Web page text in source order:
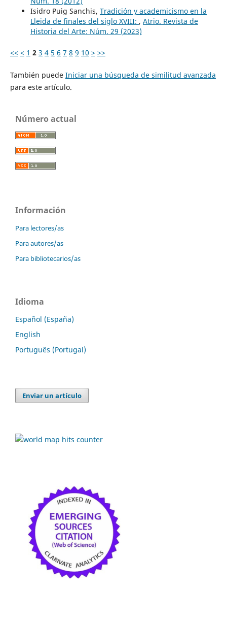
Isidro Puig Sanchis, Tradición y academicismo en la
Lleida de finales del siglo XVIII: , Atrio. Revista de
Historia del Arte: Núm. 29 (2023)
<< < 1 2 3 4 5 6 7 8 9 10 > >>
También puede Iniciar una búsqueda de similitud avanzada
para este artículo.
Número actual
Información
Para lectores/as
Para autores/as
Para bibliotecarios/as
Idioma
Español (España)
English
Português (Portugal)
Enviar un artículo